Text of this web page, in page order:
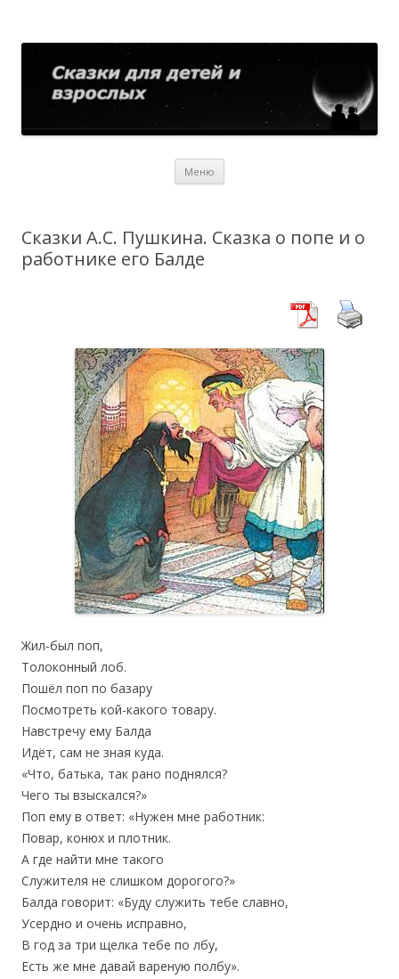
Меню
Сказки А.С. Пушкина. Сказка о попе и о
работнике его Балде
Жил-был поп,
Толоконный лоб.
Пошёл поп по базару
Посмотреть кой-какого товару.
Навстречу ему Балда
Идёт, сам не зная куда.
«Что, батька, так рано поднялся?
Чего ты взыскался?»
Поп ему в ответ: «Нужен мне работник:
Повар, конюх и плотник.
А где найти мне такого
Служителя не слишком дорогого?»
Балда говорит: «Буду служить тебе славно,
Усердно и очень исправно,
В год за три щелка тебе по лбу,
Есть же мне давай вареную полбу».